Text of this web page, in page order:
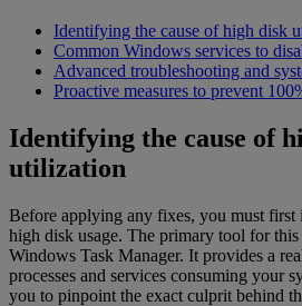
Identifying the cause of high disk
Common Windows services to
Advanced troubleshooting and
Proactive measures to prevent
Identifying the cause of
utilization
Before applying any fixes, you must first
high disk usage. The primary tool for
Windows Task Manager. It provides a
processes and services consuming your
you to pinpoint the exact culprit behind